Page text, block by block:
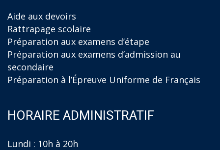
Aide aux devoirs
Rattrapage scolaire
Préparation aux examens d’étape
Préparation aux examens d’admission au
secondaire
Préparation à l’Épreuve Uniforme de Français
HORAIRE ADMINISTRATIF
Lundi : 10h à 20h